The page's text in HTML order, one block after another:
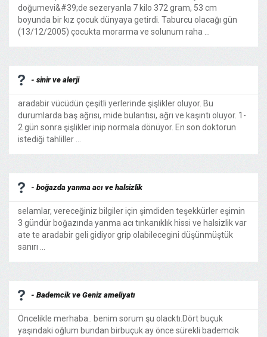
doğumevi&#39;de sezeryanla 7 kilo 372 gram, 53 cm
boyunda bir kız çocuk dünyaya getirdi. Taburcu olacağı gün
(13/12/2005) çocukta morarma ve solunum raha ...
- sinir ve alerji
aradabir vücüdün çeşitli yerlerinde şişlikler oluyor. Bu
durumlarda baş ağrısı, mide bulantısı, ağrı ve kaşıntı oluyor. 1-
2 gün sonra şişlikler inip normala dönüyor. En son doktorun
istediği tahliller ...
- boğazda yanma acı ve halsizlik
selamlar, vereceğiniz bilgiler için şimdiden teşekkürler eşimin
3 gündür boğazında yanma acı tınkanıklık hissi ve halsizlik var
ate te aradabir geli gidiyor grip olabilecegini düşünmüştük
sanırı ...
- Bademcik ve Geniz ameliyatı
Öncelikle merhaba.. benim sorum şu olacktı.Dört buçuk
yaşındaki oğlum bundan birbuçuk ay önce sürekli bademcik